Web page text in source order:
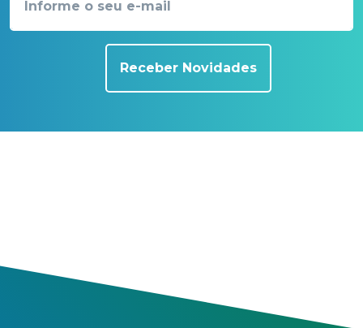
Receber Novidades